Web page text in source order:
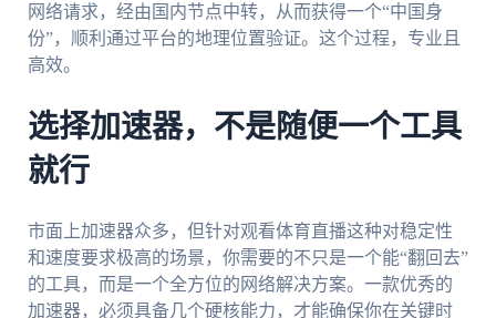
网络请求，经由国内节点中转，从而获得一个“中国身
份”，顺利通过平台的地理位置验证。这个过程，专业且
高效。
选择加速器，不是随便一个工具
就行
市面上加速器众多，但针对观看体育直播这种对稳定性
和速度要求极高的场景，你需要的不只是一个能“翻回去”
的工具，而是一个全方位的网络解决方案。一款优秀的
加速器，必须具备几个硬核能力，才能确保你在关键时